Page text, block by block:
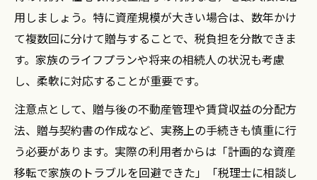
用しましょう。特に資産規模が大きい場合は、数年かけ
て複数回に分けて贈与することで、税負担を分散できま
す。家族のライフプランや将来の相続人の状況も考慮
し、柔軟に対応することが重要です。
注意点として、贈与後の不動産管理や賃貸収益の分配方
法、贈与契約書の作成など、実務上の手続きも慎重に行
う必要があります。実際の利用者からは「計画的な資産
移転で家族のトラブルを回避できた」「税理士に相談し